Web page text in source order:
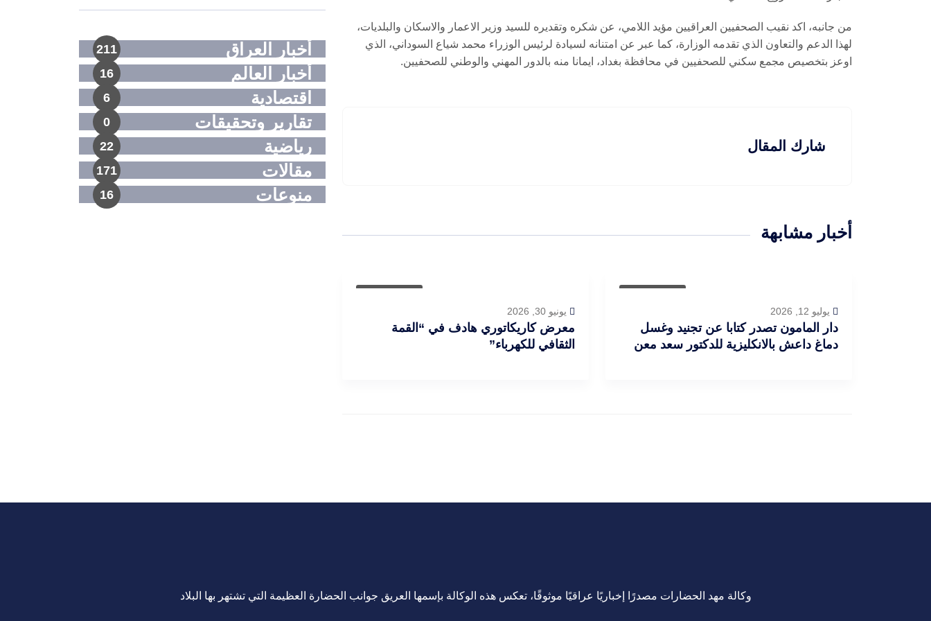
من جانبه، اكد نقيب الصحفيين العراقيين مؤيد اللامي، عن شكره وتقديره للسيد وزير الاعمار والاسكان والبلديات،
لهذا الدعم والتعاون الذي تقدمه الوزارة، كما عبر عن امتنانه لسيادة لرئيس الوزراء محمد شياع السوداني، الذي
اوعز بتخصيص مجمع سكني للصحفيين في محافظة بغداد، ايمانا منه بالدور المهني والوطني للصحفيين.
شارك المقال
أخبار مشابهة
يوليو 12, 2026
دار المامون تصدر كتابا عن تجنيد وغسل
دماغ داعش بالانكليزية للدكتور سعد معن
يونيو 30, 2026
معرض كاريكاتوري هادف في “القمة
الثقافي للكهرباء”
أخبار العراق 211
أخبار العالم 16
اقتصادية 6
تقارير وتحقيقات 0
رياضية 22
مقالات 171
منوعات 16
وكالة مهد الحضارات مصدرًا إخباريًا عراقيًا موثوقًا، تعكس هذه الوكالة بإسمها العريق جوانب الحضارة العظيمة التي تشتهر بها البلاد